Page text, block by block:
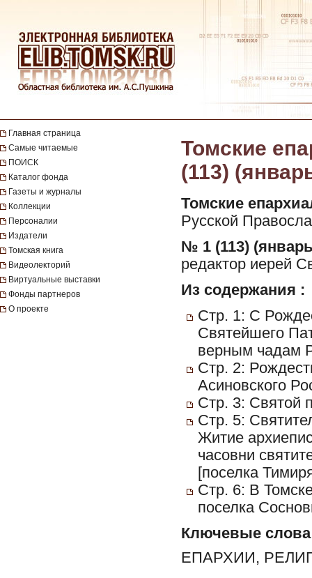
Главная страница
Самые читаемые
ПОИСК
Каталог фонда
Газеты и журналы
Коллекции
Персоналии
Издатели
Томская книга
Видеолекторий
Виртуальные выставки
Фонды партнеров
О проекте
Томские
(113)
Томские
Русской
№ 1 (113)
редактор иерей
Из содержания :
Стр. 1: С
Святейшего
верным чадам
Стр. 2:
Асиновского
Стр. 3: Святой
Стр. 5:
Житие
часовни
[поселка
Стр. 6: В
поселка
Ключевые слова
ЕПАРХИИ,